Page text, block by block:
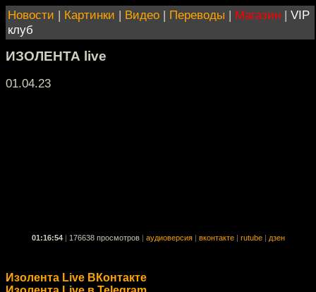
Новости | Картинки | Видео | Переводы | Магазин | VIP
клуб
ИЗОЛЕНТА live
01.04.23
01:16:54 176638 просмотров аудиоверсия вконтакте rutube дзен
Изолента Live ВКонтакте